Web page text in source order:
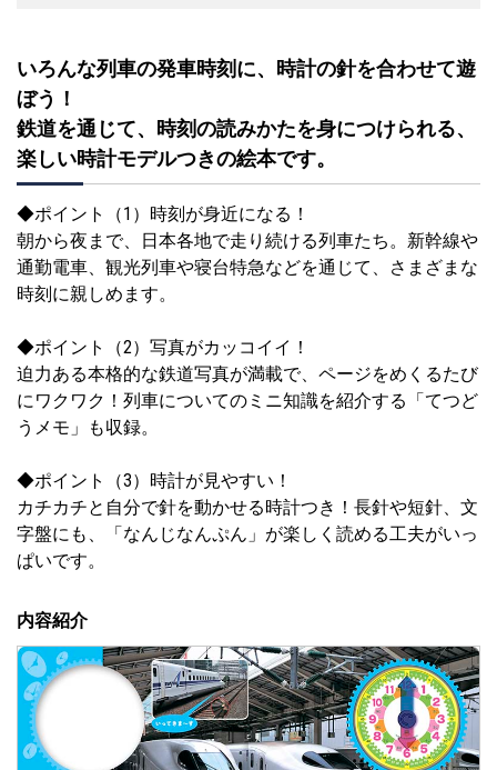
いろんな列車の発車時刻に、時計の針を合わせて遊
ぼう！
鉄道を通じて、時刻の読みかたを身につけられる、
楽しい時計モデルつきの絵本です。
◆ポイント（1）時刻が身近になる！
朝から夜まで、日本各地で走り続ける列車たち。新幹線や
通勤電車、観光列車や寝台特急などを通じて、さまざまな
時刻に親しめます。
◆ポイント（2）写真がカッコイイ！
迫力ある本格的な鉄道写真が満載で、ページをめくるたび
にワクワク！列車についてのミニ知識を紹介する「てつど
うメモ」も収録。
◆ポイント（3）時計が見やすい！
カチカチと自分で針を動かせる時計つき！長針や短針、文
字盤にも、「なんじなんぷん」が楽しく読める工夫がいっ
ぱいです。
内容紹介